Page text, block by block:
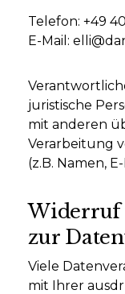
Telefon: +49
E-Mail:
juristische
mit anderen
Verarbeitung
(z.B. Namen,
zur
Viele
mit Ihrer